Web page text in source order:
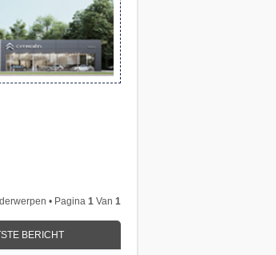
• Pagina 1 Van 1
BERICHT